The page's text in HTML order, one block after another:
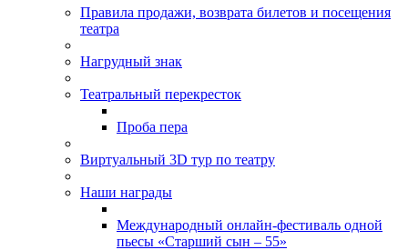
Правила продажи, возврата билетов и посещения
театра
Нагрудный знак
Театральный перекресток
Проба пера
Виртуальный 3D тур по театру
Наши награды
Международный онлайн-фестиваль одной
пьесы «Старший сын – 55»